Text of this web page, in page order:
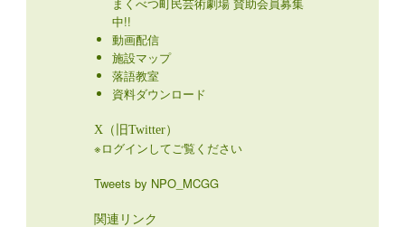
中!!
動画配信
施設マップ
落語教室
資料ダウンロード
X（旧Twitter）
※ログインしてご覧ください
Tweets by NPO_MCGG
関連リンク